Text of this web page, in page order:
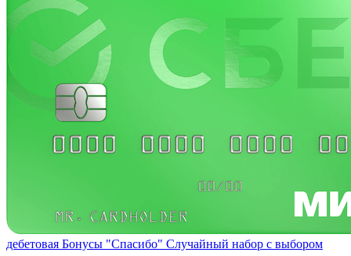
дебетовая Бонусы "Спасибо" Случайный набор с выбором